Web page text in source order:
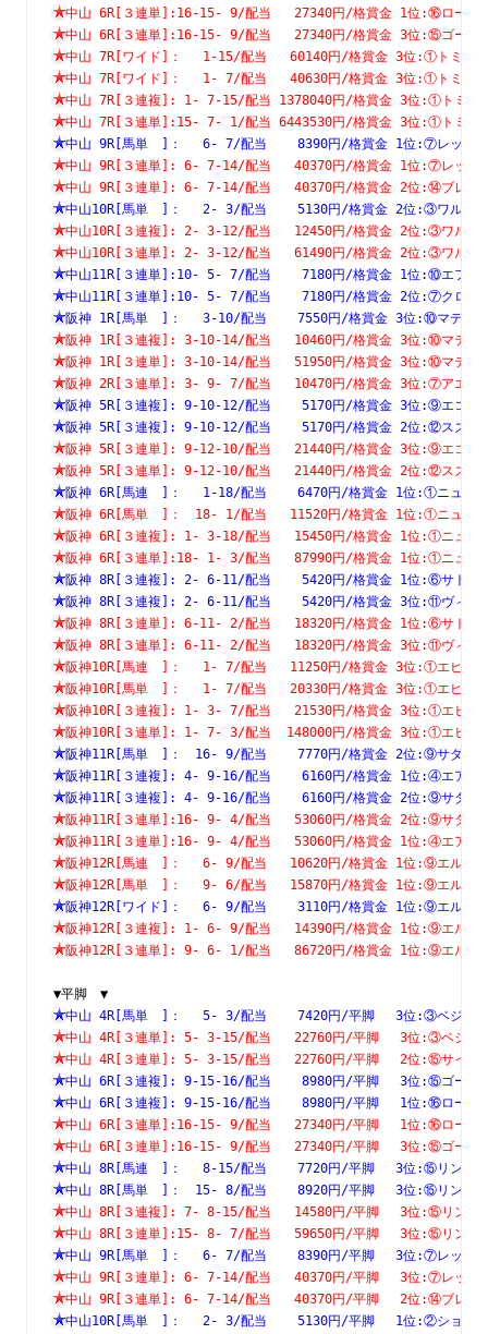
中山 6R[３連単]:16-15- 9/配当   27340円/格賞金 1位
中山 6R[３連単]:16-15- 9/配当   27340円/格賞金
中山 7R[ワイド]：　 1-15/配当   60140円/格賞金 3
中山 7R[ワイド]：　 1- 7/配当   40630円/格賞金 3
中山 7R[３連複]: 1- 7-15/配当 1378040円/格賞金 3
中山 7R[３連単]:15- 7- 1/配当 6443530円/格賞金 3
中山 9R[馬単　]：　 6- 7/配当    8390円/格賞金 1位:⑦レッドヴ
中山 9R[３連単]: 6- 7-14/配当   40370円/格賞金 1位:⑦レッドヴ
中山 9R[３連単]: 6- 7-14/配当   40370円/格賞金 2位:⑭ブレーク
中山10R[馬単　]：　 2- 3/配当    5130円/格賞金 2位:③ワルツフ
中山10R[３連複]: 2- 3-12/配当   12450円/格賞金 2位:③ワルツフ
中山10R[３連単]: 2- 3-12/配当   61490円/格賞金 2位:③ワルツフ
中山11R[３連単]:10- 5- 7/配当    7180円/格賞金 1位:⑩エフフ
中山11R[３連単]:10- 5- 7/配当    7180円/格賞金 2位:⑦クロノ
阪神 1R[馬単　]：　 3-10/配当    7550円/格賞金 3位
阪神 1R[３連複]: 3-10-14/配当   10460円/格賞金 3位
阪神 1R[３連単]: 3-10-14/配当   51950円/格賞金 3位
阪神 2R[３連単]: 3- 9- 7/配当   10470円/格賞
阪神 5R[３連複]: 9-10-12/配当    5170円/格賞金
阪神 5R[３連複]: 9-10-12/配当    5170円/格賞金 2位
阪神 5R[３連単]: 9-12-10/配当   21440円/格賞金
阪神 5R[３連単]: 9-12-10/配当   21440円/格賞金 2位
阪神 6R[馬連　]：　 1-18/配当    6470円/格賞金 1
阪神 6R[馬単　]：　18- 1/配当   11520円/格賞金 1
阪神 6R[３連複]: 1- 3-18/配当   15450円/格賞金
阪神 6R[３連単]:18- 1- 3/配当   87990円/格賞金
阪神 8R[３連複]: 2- 6-11/配当    5420円/格賞金 1
阪神 8R[３連複]: 2- 6-11/配当    5420円/格賞金
阪神 8R[３連単]: 6-11- 2/配当   18320円/格賞金
阪神 8R[３連単]: 6-11- 2/配当   18320円/格賞金
阪神10R[馬連　]：　 1- 7/配当   11250円/格賞金 3位:①エヒト
阪神10R[馬単　]：　 1- 7/配当   20330円/格賞金 3位:①エヒト
阪神10R[３連複]: 1- 3- 7/配当   21530円/格賞金 3位:①エヒト
阪神10R[３連単]: 1- 7- 3/配当  148000円/格賞金 3位:①エヒト
阪神11R[馬単　]：　16- 9/配当    7770円/格賞金 2位:⑨サダム
阪神11R[３連複]: 4- 9-16/配当    6160円/格賞金 1位:④エアア
阪神11R[３連複]: 4- 9-16/配当    6160円/格賞金 2位:⑨サダム
阪神11R[３連単]:16- 9- 4/配当   53060円/格賞金 2位:⑨サダム
阪神11R[３連単]:16- 9- 4/配当   53060円/格賞金 1位:④エアア
阪神12R[馬連　]：　 6- 9/配当   10620円/格賞金 1位:⑨エルカ
阪神12R[馬単　]：　 9- 6/配当   15870円/格賞金 1位:⑨エルカ
阪神12R[ワイド]：　 6- 9/配当    3110円/格賞金 1位:⑨エルカ
阪神12R[３連複]: 1- 6- 9/配当   14390円/格賞金 1位:⑨エルカ
阪神12R[３連単]: 9- 6- 1/配当   86720円/格賞金 1位:⑨エルカ
▼平脚　▼
中山 4R[馬単　]：　 5- 3/配当    7420円/平脚
中山 4R[３連単]: 5- 3-15/配当   22760円/平脚
中山 4R[３連単]: 5- 3-15/配当   22760円/平脚
中山 6R[３連複]: 9-15-16/配当    8980円/平脚　
中山 6R[３連複]: 9-15-16/配当    8980円/平脚　 1位
中山 6R[３連単]:16-15- 9/配当   27340円/平脚　 1位
中山 6R[３連単]:16-15- 9/配当   27340円/平脚　
中山 8R[馬連　]：　 8-15/配当    7720円/平脚　 3位:⑮リンカ
中山 8R[馬単　]：　15- 8/配当    8920円/平脚　 3位:⑮リンカ
中山 8R[３連複]: 7- 8-15/配当   14580円/平脚　 3位:⑮リンカ
中山 8R[３連単]:15- 8- 7/配当   59650円/平脚　 3位:⑮リンカ
中山 9R[馬単　]：　 6- 7/配当    8390円/平脚　 3位:⑦レッドヴ
中山 9R[３連単]: 6- 7-14/配当   40370円/平脚　 3位:⑦レッドヴ
中山 9R[３連単]: 6- 7-14/配当   40370円/平脚　 2位:⑭ブレーク
中山10R[馬単　]：　 2- 3/配当    5130円/平脚　 1位:②ショウナ